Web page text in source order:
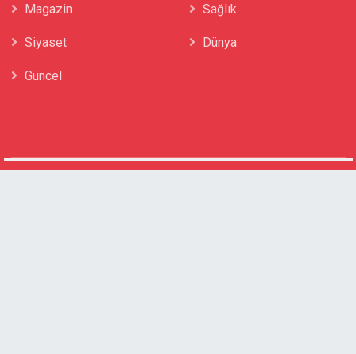
Magazin Sağlık
Siyaset Dünya
Güncel